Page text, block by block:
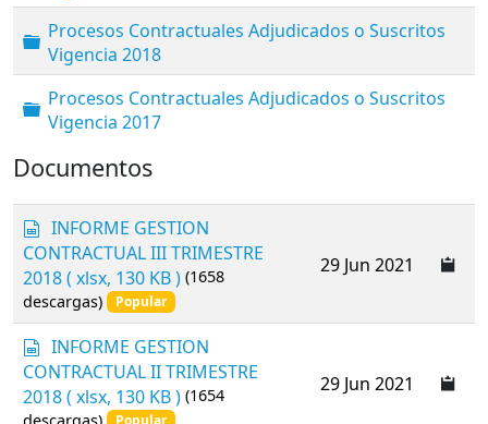
Carpeta
Procesos Contractuales Adjudicados o Suscritos
Vigencia 2018
Carpeta
Procesos Contractuales Adjudicados o Suscritos
Vigencia 2017
Documentos
s
p
r
e
a
d
s
h
e
INFORME GESTION
CONTRACTUAL III TRIMESTRE
2018( xlsx, 130 KB ) (1658
descargas)
Popular
29 Jun 2021
s
p
r
e
INFORME GESTION
CONTRACTUAL II TRIMESTRE
2018( xlsx, 130 KB ) (1654
29 Jun 2021